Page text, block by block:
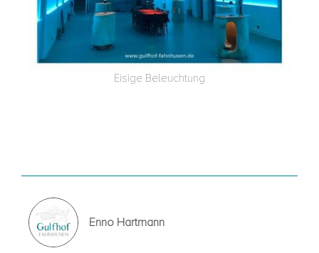
Eisige Beleuch­tung
Enno Hartmann